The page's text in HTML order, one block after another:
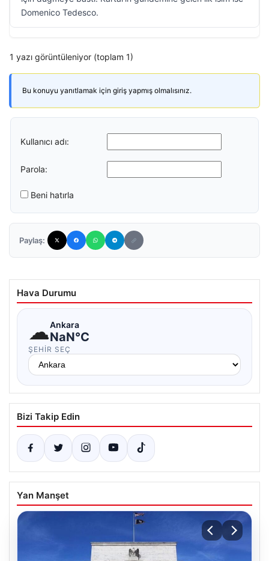
Domenico Tedesco.
1 yazı görüntüleniyor (toplam 1)
Bu konuyu yanıtlamak için giriş yapmış olmalısınız.
Kullanıcı adı:
Parola:
Beni hatırla
Paylaş:
Hava Durumu
☁Ankara
NaN°C
ŞEHIR SEÇ
Bizi Takip Edin
Yan Manşet